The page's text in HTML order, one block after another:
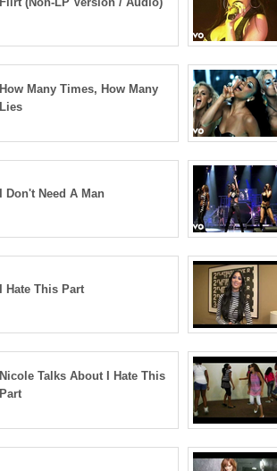
How Many Times, How Many
Lies
I Don't Need A Man
I Hate This Part
Nicole Talks About I Hate This
Part